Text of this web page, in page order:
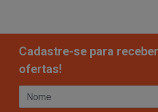
Cadastre-se para
ofertas!